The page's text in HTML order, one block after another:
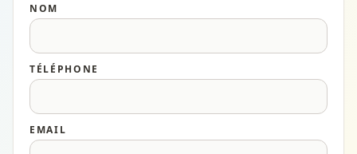
NOM
TÉLÉPHONE
EMAIL